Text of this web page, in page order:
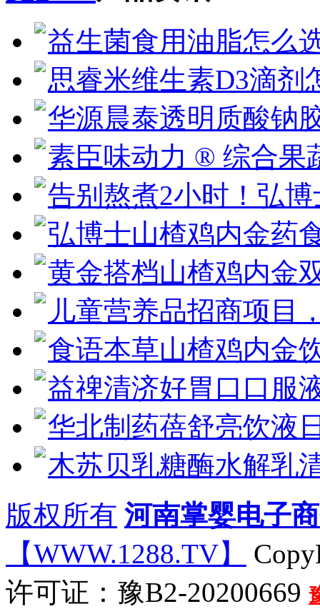
益生菌食用油脂怎么
思睿米维生素D3滴剂
华源晨泰透明质酸钠
素臣味动力 ® 综合果
告别熬煮2小时！弘
弘博士山楂鸡内金药
黄金搭档山楂鸡内金
儿童营养品招商项目
食语本草山楂鸡内金
益禆清济好胃口口服
华北制药蓓舒亮饮液
木苏贝乳糖酶水解乳
版权所有 河南掌婴电子
【WWW.1288.TV】
许可证：豫B2-20200669